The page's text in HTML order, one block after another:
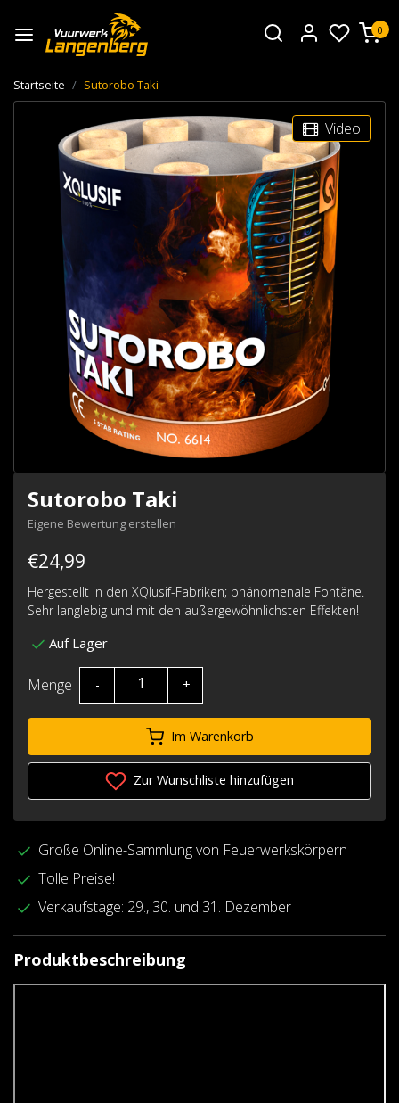
0
Startseite Sutorobo Taki
Video
Sutorobo Taki
Eigene Bewertung erstellen
€24,99
Hergestellt in den XQlusif-Fabriken; phänomenale Fontäne.
Sehr langlebig und mit den außergewöhnlichsten Effekten!
Auf Lager
Menge - +
Im Warenkorb
Zur Wunschliste hinzufügen
Große Online-Sammlung von Feuerwerkskörpern
Tolle Preise!
Verkaufstage: 29., 30. und 31. Dezember
Produktbeschreibung